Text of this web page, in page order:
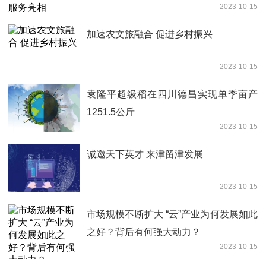
2023-10-15
加速农文旅融合 促进乡村振兴
2023-10-15
袁隆平超级稻在四川德昌实现单季亩产
1251.5公斤
2023-10-15
诚邀天下英才 来津留津发展
2023-10-15
市场规模不断扩大 “云”产业为何发展如此
之好？背后有何强大动力？
2023-10-15